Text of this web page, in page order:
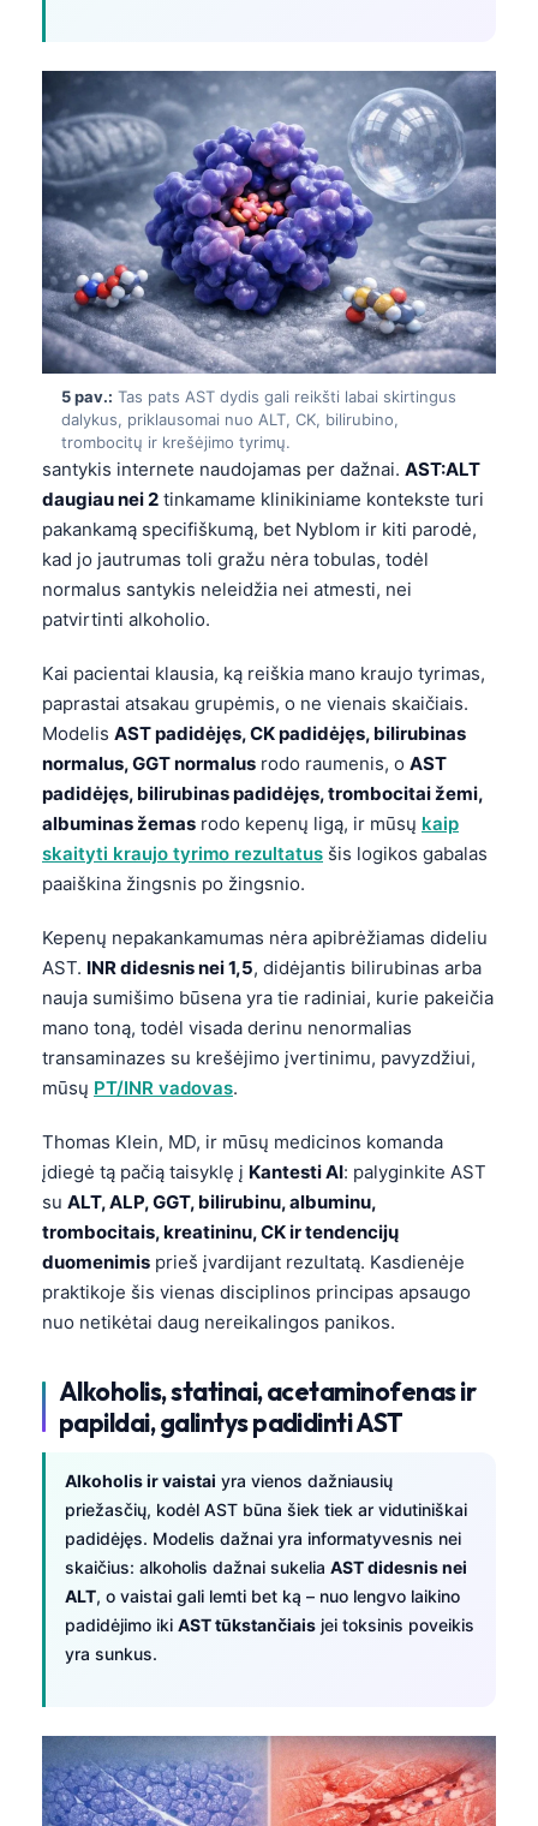
5 pav.: Tas pats AST dydis gali reikšti labai skirtingus
dalykus, priklausomai nuo ALT, CK, bilirubino,
trombocitų ir krešėjimo tyrimų.
santykis internete naudojamas per dažnai. AST:ALT
daugiau nei 2 tinkamame klinikiniame kontekste turi
pakankamą specifiškumą, bet Nyblom ir kiti parodė,
kad jo jautrumas toli gražu nėra tobulas, todėl
normalus santykis neleidžia nei atmesti, nei
patvirtinti alkoholio.
Kai pacientai klausia, ką reiškia mano kraujo tyrimas,
paprastai atsakau grupėmis, o ne vienais skaičiais.
Modelis AST padidėjęs, CK padidėjęs, bilirubinas
normalus, GGT normalus rodo raumenis, o AST
padidėjęs, bilirubinas padidėjęs, trombocitai žemi,
albuminas žemas rodo kepenų ligą, ir mūsų kaip
skaityti kraujo tyrimo rezultatus šis logikos gabalas
paaiškina žingsnis po žingsnio.
Kepenų nepakankamumas nėra apibrėžiamas dideliu
AST. INR didesnis nei 1,5, didėjantis bilirubinas arba
nauja sumišimo būsena yra tie radiniai, kurie pakeičia
mano toną, todėl visada derinu nenormalias
transaminazes su krešėjimo įvertinimu, pavyzdžiui,
mūsų PT/INR vadovas.
Thomas Klein, MD, ir mūsų medicinos komanda
įdiegė tą pačią taisyklę į Kantesti AI: palyginkite AST
su ALT, ALP, GGT, bilirubinu, albuminu,
trombocitais, kreatininu, CK ir tendencijų
duomenimis prieš įvardijant rezultatą. Kasdienėje
praktikoje šis vienas disciplinos principas apsaugo
nuo netikėtai daug nereikalingos panikos.
Alkoholis, statinai, acetaminofenas ir
papildai, galintys padidinti AST
Alkoholis ir vaistai yra vienos dažniausių
priežasčių, kodėl AST būna šiek tiek ar vidutiniškai
padidėjęs. Modelis dažnai yra informatyvesnis nei
skaičius: alkoholis dažnai sukelia AST didesnis nei
ALT, o vaistai gali lemti bet ką – nuo lengvo laikino
padidėjimo iki AST tūkstančiais jei toksinis poveikis
yra sunkus.
অসমীয়া
Galego
Latviešu valoda
Euskara
Gàidhlig
Occitan
العربية المغربية
ພາສາລາວ
Basa Jawa
ئۇيغۇرچە
Кыргызча
Татар теле
Беларуская мова
Esperanto
Frysk
Ślōnskŏ gŏdka
Norsk bokmål